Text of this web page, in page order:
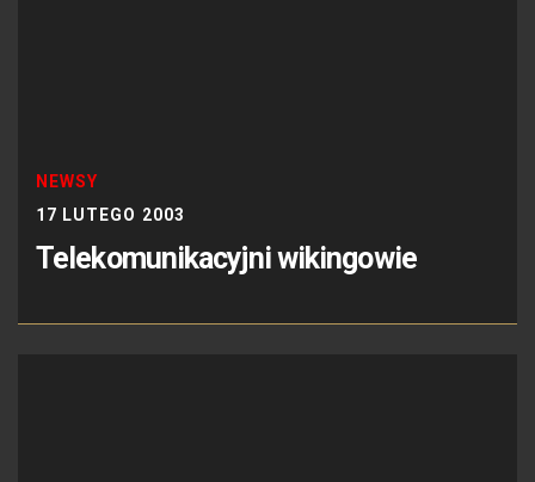
NEWSY
17 LUTEGO 2003
Telekomunikacyjni wikingowie